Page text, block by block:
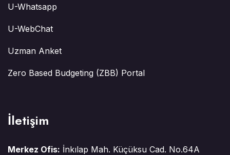
U-Whatsapp
U-WebChat
Uzman Anket
Zero Based Budgeting (ZBB) Portal
İletişim
Merkez Ofis: İnkılap Mah. Küçüksu Cad. No.64A